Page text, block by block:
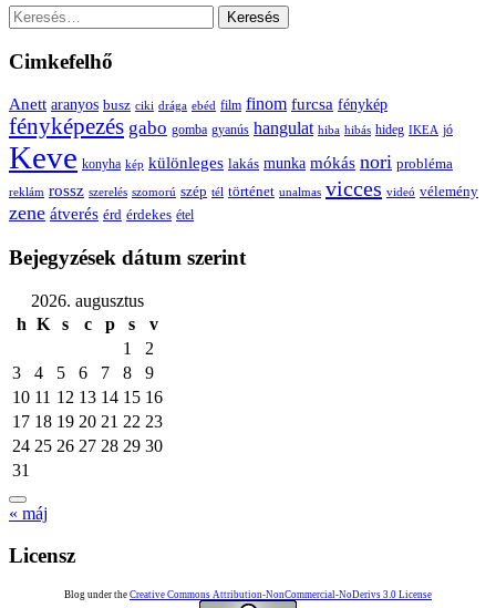
Keresés:
Cimkefelhő
Anett aranyos busz ciki drága ebéd film finom furcsa fénykép
fényképezés gabo gomba gyanús hangulat hiba hibás hideg IKEA jó
Keve konyha kép különleges lakás munka mókás nori probléma
reklám rossz szerelés szomorú szép tél történet unalmas vicces videó vélemény
zene átverés érd érdekes étel
Bejegyzések dátum szerint
2026. augusztus
h K s c p s
v
1
2
3
4 5 6 7 8
9
10 11 12 13 14 15 16
17 18 19 20 21 22 23
24 25 26 27 28 29 30
31
« máj
Licensz
Blog under the Creative Commons Attribution-NonCommercial-NoDerivs 3.0 License